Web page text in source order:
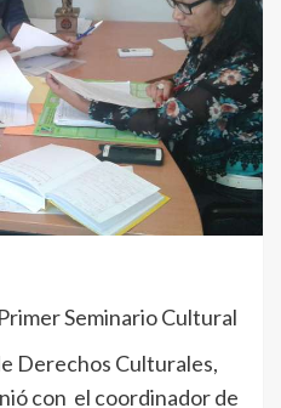
Seminario Cultural
Derechos Culturales,
con el coordinador de